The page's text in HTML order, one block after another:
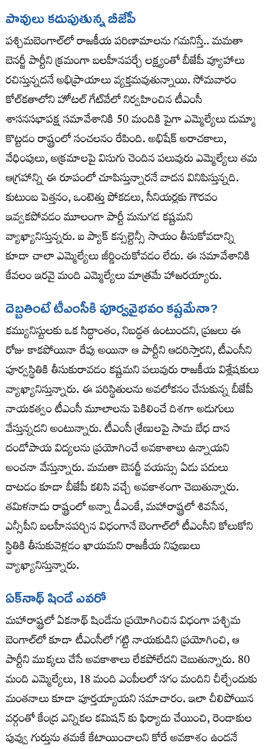
పావులు కదుపుతున్న బీజేపీ
పశ్చిమబెంగాల్‌లో రాజకీయ పరిణామాలను గమనిస్తే.. మమతా
బెనర్జీ పార్టీని క్రమంగా బలహీనపర్చే లక్ష్యంతో బీజేపీ వ్యూహాలు
రచిస్తున్నదనే అభిప్రాయాలు వ్యక్తమవుతున్నాయి. సోమవారం
కోల్‌కతాలోని హోటల్‌ గేట్‌వేలో నిర్వహించిన టీఎంసీ
శాసనసభాపక్ష సమావేశానికి 50 మందికి పైగా ఎమ్మెల్యేలు డుమ్మా
కొట్టడం రాష్ట్రంలో సంచలనం రేపింది. అభిషేక్ అరాచకాలు,
వేధింపులు, అక్రమాలపై విసుగు చెందిన పలువురు ఎమ్మెల్యేలు తమ
ఆగ్రహాన్ని ఈ రూపంలో చూపిస్తున్నారనే వాదన వినిపిస్తున్నది.
కుటుంబ పెత్తనం, ఒంటెత్తు పోకడలు, సీనియర్లకు గౌరవం
ఇవ్వకపోవడం మూలంగా పార్టీ మనుగడ కష్టమని
వ్యాఖ్యానిస్తున్నరు. ఐ ప్యాక్ కన్సల్టెన్సీ సాయం తీసుకోవడాన్ని
కూడా చాలా ఎమ్మెల్యేలు జీర్ణించుకోవడం లేదు. ఈ సమావేశానికి
కేవలం ఇరవై మంది ఎమ్మెల్యేలు మాత్రమే హాజరయ్యారు.
దెబ్బతింటే టీఎంసీకి పూర్వవైభవం కష్టమేనా?
కమ్యునిస్టులకు ఒక సిద్ధాంతం, నిబద్ధత ఉంటుందని, ప్రజలు ఈ
రోజు కాకపోయినా రేపు అయినా ఆ పార్టీని ఆదరిస్తారని, టీఎంసీని
పూర్వస్థితికి తీసుకురావడం కష్టమని పలువురు రాజకీయ విశ్లేషకులు
వ్యాఖ్యానిస్తున్నారు. ఈ పరిస్థితులను అవలోకనం చేసుకున్న బీజేపీ
నాయకత్వం టీఎంసీ మూలాలను పెకిలించే దిశగా అడుగులు
వేస్తున్నదని అంటున్నారు. టీఎంసీ శ్రేణులపై సామ బేధ దాన
దండోపాయ విద్యలను ప్రయోగించే అవకాశాలు ఉన్నాయని
అంచనా వేస్తున్నారు. మమతా బెనర్జీ వయస్సు ఏడు పదులు
దాటడం కూడా బీజేపీ కలిసి వచ్చే అవకాశంగా చెబుతున్నారు.
తమిళనాడు రాష్ట్రంలో అన్నా డీఎంకే, మహారాష్ట్రలో శివసేన,
ఎన్సీపీని బలహీనపర్చిన విధంగానే బెంగాల్‌లో టీఎంసీని కోలుకోని
స్థితికి తీసుకువెళ్లడం ఖాయమని రాజకీయ నిపుణులు
వ్యాఖ్యానిస్తున్నారు.
ఏక్‌నాథ్‌ షిండే ఎవరో
మహారాష్ట్రలో ఏకనాథ్ షిండేను ప్రయోగించిన విధంగా పశ్చిమ
బెంగాల్‌లో కూడా టీఎంసీలో గట్టి నాయకుడిని ప్రయోగించి, ఆ
పార్టీని ముక్కలు చేసే అవకాశాలు లేకపోలేదని చెబుతున్నారు. 80
మంది ఎమ్మెల్యేలు, 18 మంది ఎంపీలలో సగం మందిని చీల్చేందుకు
మంతనాలు కూడా పూర్తయ్యాయని సమాచారం. ఇలా చీలిపోయిన
వర్గంతో కేంద్ర ఎన్నికల కమిషన్ కు ఫిర్యాదు చేయించి, రెండాకుల
పువ్వు గుర్తును తమకే కేటాయించాలని కోరే అవకాశం ఉందనే